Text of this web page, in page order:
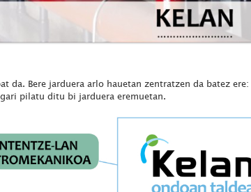
da. Bere jarduera arlo hauetan zentratzen da batez ere:
pilatu ditu bi jarduera eremuetan.